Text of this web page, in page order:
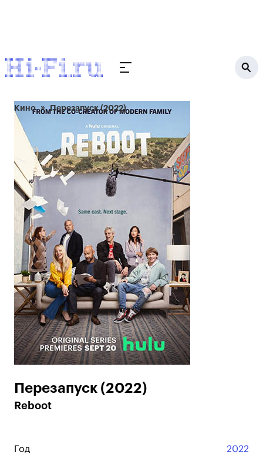
Кино Перезапуск (2022)
Перезапуск (2022)
Reboot
Год 2022